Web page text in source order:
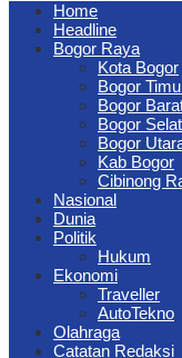
Home
Headline
Bogor Raya
Kota Bogor
Bogor
Bogor
Bogor
Bogor
Kab Bogor
Cibinong
Nasional
Dunia
Politik
Hukum
Ekonomi
Traveller
AutoTekno
Olahraga
Catatan Redaksi